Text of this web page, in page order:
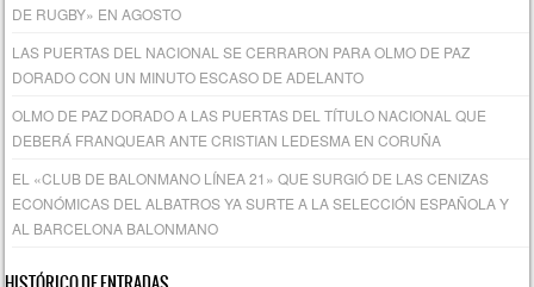
DE RUGBY» EN AGOSTO
LAS PUERTAS DEL NACIONAL SE CERRARON PARA OLMO DE PAZ
DORADO CON UN MINUTO ESCASO DE ADELANTO
OLMO DE PAZ DORADO A LAS PUERTAS DEL TÍTULO NACIONAL QUE
DEBERÁ FRANQUEAR ANTE CRISTIAN LEDESMA EN CORUÑA
EL «CLUB DE BALONMANO LÍNEA 21» QUE SURGIÓ DE LAS CENIZAS
ECONÓMICAS DEL ALBATROS YA SURTE A LA SELECCIÓN ESPAÑOLA Y
AL BARCELONA BALONMANO